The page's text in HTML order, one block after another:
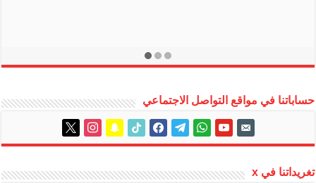
حساباتنا في مواقع التواصل الاجتماعي
email-
alt
youtube
whatsapp
telegram
facebook
tiktok
snapchat
instagram
x
تغريداتنا في x